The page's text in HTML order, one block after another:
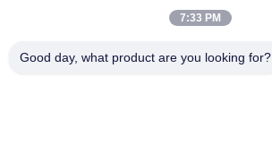
7:33 PM
Good day, what product are you looking for?